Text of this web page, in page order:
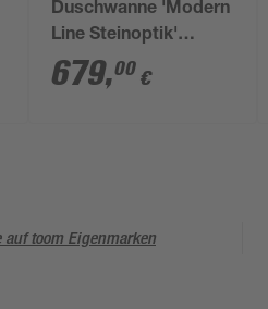
Duschwanne 'Modern
Line Steinoptik'
Mineralguss
sandstein 100 x 140 x
679,00 €
auf toom Eigenmarken